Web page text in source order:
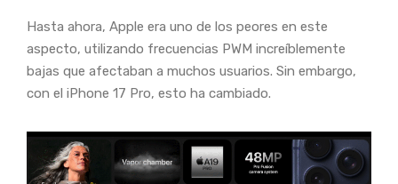
Hasta ahora, Apple era uno de los peores en este
aspecto, utilizando frecuencias PWM increíblemente
bajas que afectaban a muchos usuarios. Sin embargo,
con el iPhone 17 Pro, esto ha cambiado.